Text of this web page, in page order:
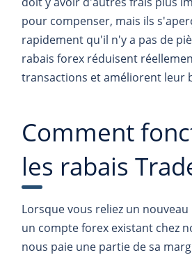
pour compenser, mais ils
rapidement qu'il n'y a pas de
rabais forex réduisent
transactions et améliorent leur
Comment
les rabais
Lorsque vous reliez un
un compte forex existant chez
nous paie une partie de sa